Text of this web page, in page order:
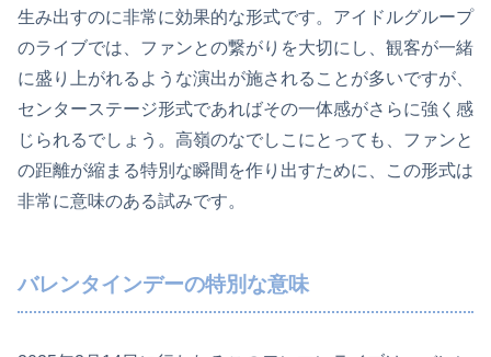
生み出すのに非常に効果的な形式です。アイドルグループ
のライブでは、ファンとの繋がりを大切にし、観客が一緒
に盛り上がれるような演出が施されることが多いですが、
センターステージ形式であればその一体感がさらに強く感
じられるでしょう。高嶺のなでしこにとっても、ファンと
の距離が縮まる特別な瞬間を作り出すために、この形式は
非常に意味のある試みです。
バレンタインデーの特別な意味